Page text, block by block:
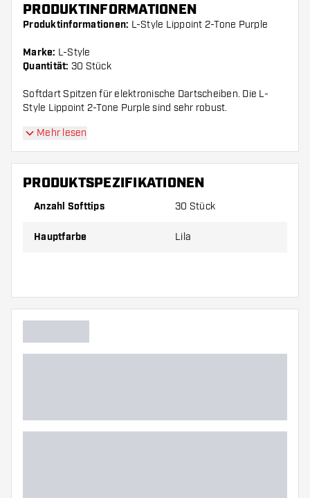
PRODUKTINFORMATIONEN
Produktinformationen: L-Style Lippoint 2-Tone Purple
Marke: L-Style
Quantität: 30 Stück
Softdart Spitzen für elektronische Dartscheiben. Die L-
Style Lippoint 2-Tone Purple sind sehr robust.
Mehr lesen
PRODUKTSPEZIFIKATIONEN
Anzahl Softtips 30 Stück
Hauptfarbe Lila